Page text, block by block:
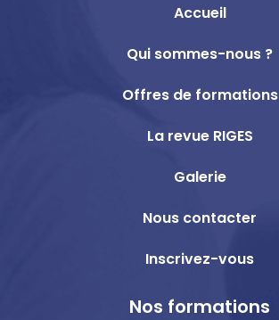
Accueil
Qui sommes-nous ?
Offres de formations
La revue RIGES
Galerie
Nous contacter
Inscrivez-vous
Nos formations